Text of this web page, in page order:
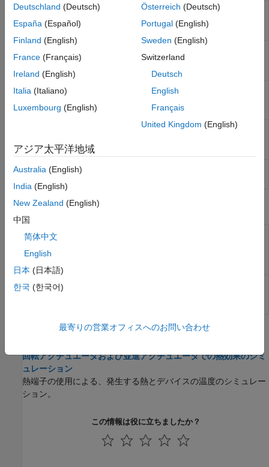
PMSM
(Single-
Phase)
Single-phase permanent magnet
synchronous motor
permanent magnet synchronous machine
(R2024b 以降)
PMSM (Four-
Four-phase permanent magnet
(R2022a 以降)
Five-phase permanent magnet
PMSM (Six-
関数
ee_calculateFluxPartialDerivatives
ee_generateIdealPMSMfluxData
トピック
回転アクチュエータおよび並進アクチュエータでの熱効果のシミ
ュレーション
熱端子の使用による、発生する熱とデバイスの温度のシミュレー
ション。
この情報は役に立ちましたか？
Deutschland (Deutsch)
España (Español)
Finland (English)
France (Français)
Ireland (English)
Italia (Italiano)
Luxembourg (English)
Österreich (Deutsch)
Portugal(English)
Sweden (English)
Switzerland
Deutsch
English
Français
United Kingdom (English)
アジア太平洋地域
Australia (English)
India (English)
New Zealand (English)
中国
简体中文
English
日本 (日本語)
한국 (한국어)
最寄りの営業オフィスへのお問い合わせ